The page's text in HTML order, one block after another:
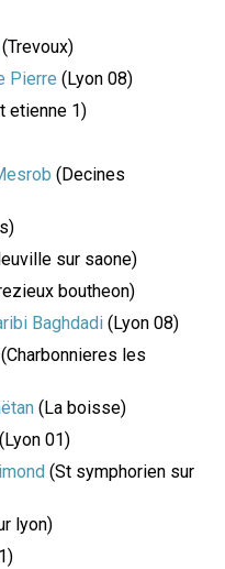
(Trevoux)
Pierre (Lyon 08)
etienne 1)
(Decines
sur saone)
boutheon)
Baghdadi (Lyon 08)
(Charbonnieres les
(La boisse)
(Lyon 01)
(St symphorien sur
lyon)